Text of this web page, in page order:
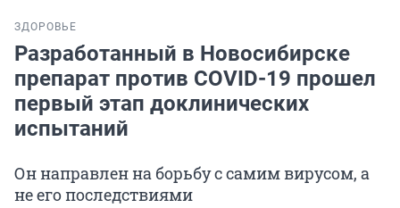
ЗДОРОВЬЕ
Разработанный в Новосибирске
препарат против COVID-19 прошел
первый этап доклинических
испытаний
Он направлен на борьбу с самим вирусом, а
не его последствиями